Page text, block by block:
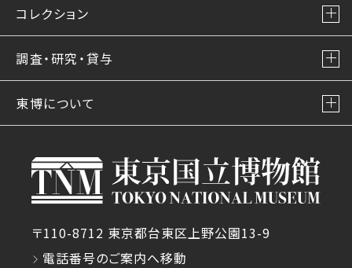
コレクション
調査・研究・貸与
東博について
〒110-8712 東京都台東区上野公園13-9
電話番号のご案内へ移動